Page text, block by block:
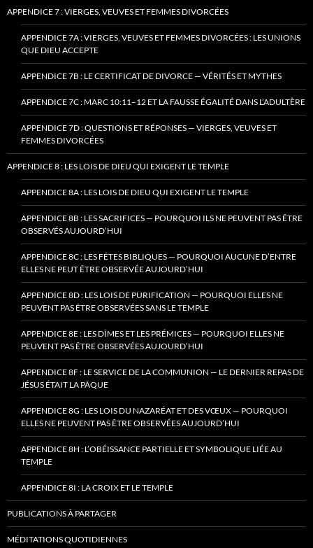
APPENDICE 7 : VIERGES, VEUVES ET FEMMES DIVORCÉES
APPENDICE 7A : VIERGES, VEUVES ET FEMMES DIVORCÉES : LES UNIONS
QUE DIEU ACCEPTE
APPENDICE 7B : LE CERTIFICAT DE DIVORCE — VÉRITÉS ET MYTHES
APPENDICE 7C : MARC 10:11–12 ET LA FAUSSE ÉGALITÉ DANS L’ADULTÈRE
APPENDICE 7D : QUESTIONS ET RÉPONSES — VIERGES, VEUVES ET
FEMMES DIVORCÉES
APPENDICE 8 : LES LOIS DE DIEU QUI EXIGENT LE TEMPLE
APPENDICE 8A : LES LOIS DE DIEU QUI EXIGENT LE TEMPLE
APPENDICE 8B : LES SACRIFICES — POURQUOI ILS NE PEUVENT PAS ÊTRE
OBSERVÉS AUJOURD’HUI
APPENDICE 8C : LES FÊTES BIBLIQUES — POURQUOI AUCUNE D’ENTRE
ELLES NE PEUT ÊTRE OBSERVÉE AUJOURD’HUI
APPENDICE 8D : LES LOIS DE PURIFICATION — POURQUOI ELLES NE
PEUVENT PAS ÊTRE OBSERVÉES SANS LE TEMPLE
APPENDICE 8E : LES DÎMES ET LES PRÉMICES — POURQUOI ELLES NE
PEUVENT PAS ÊTRE OBSERVÉES AUJOURD’HUI
APPENDICE 8F : LE SERVICE DE LA COMMUNION — LE DERNIER REPAS DE
JÉSUS ÉTAIT LA PÂQUE
APPENDICE 8G : LES LOIS DU NAZARÉAT ET DES VŒUX — POURQUOI
ELLES NE PEUVENT PAS ÊTRE OBSERVÉES AUJOURD’HUI
APPENDICE 8H : L’OBÉISSANCE PARTIELLE ET SYMBOLIQUE LIÉE AU
TEMPLE
APPENDICE 8I : LA CROIX ET LE TEMPLE
PUBLICATIONS À PARTAGER
MÉDITATIONS QUOTIDIENNES